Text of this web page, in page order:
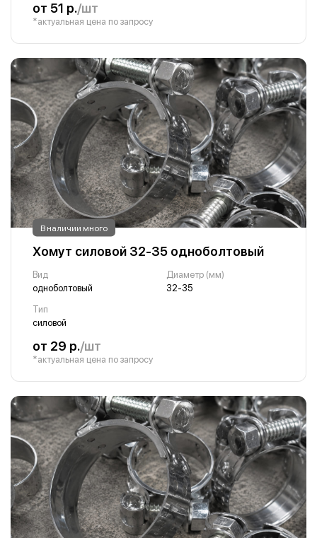
от 51 р./шт
*актуальная цена по запросу
В наличии много
Хомут силовой 32-35 одноболтовый
Вид
одноболтовый
Диаметр (мм)
32-35
Тип
силовой
от 29 р./шт
*актуальная цена по запросу